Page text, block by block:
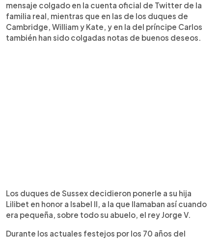
mensaje colgado en la cuenta oficial de Twitter de la
familia real, mientras que en las de los duques de
Cambridge, William y Kate, y en la del príncipe Carlos
también han sido colgadas notas de buenos deseos.
Los duques de Sussex decidieron ponerle a su hija
Lilibet en honor a Isabel II, a la que llamaban así cuando
era pequeña, sobre todo su abuelo, el rey Jorge V.
Durante los actuales festejos por los 70 años del